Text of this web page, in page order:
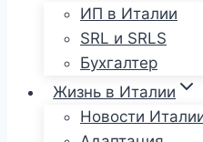
ИП в Италии
SRL и SRLS
Бухгалтер
Жизнь в Италии
Новости